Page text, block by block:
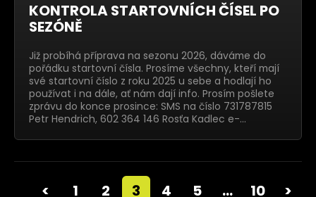
KONTROLA STARTOVNÍCH ČÍSEL PO
SEZÓNĚ
Již probíhá příprava na sezonu 2026, dáváme do
pořádku startovní čísla. Prosíme všechny, kteří mají
své startovní číslo z roku 2025 u sebe a hodlají ho
používat i na dále, ať nám dají info. Prosím pošlete
zprávu do konce prosince: SMS na číslo 731787815
Petr Hendrich, 602 364 146 Rosťa Kadlec e-…
< 1 2 3 4 5 … 10 >